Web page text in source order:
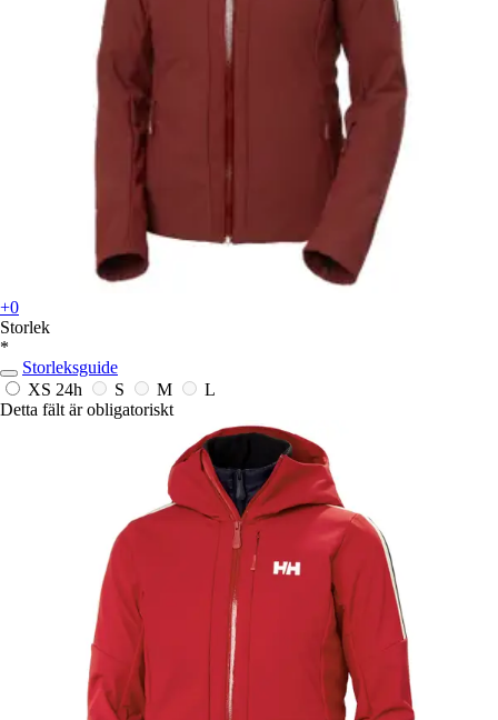
+0
Storlek
*
Storleksguide
XS 24h S M
L
Detta fält är obligatoriskt